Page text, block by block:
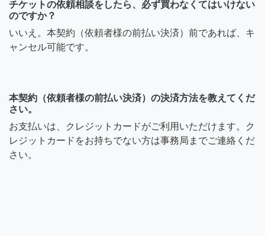
チケットの依頼相談をしたら、必ず買わなくてはいけない
のですか？
いいえ。本契約（依頼者様の前払い決済）前であれば、キ
ャンセル可能です。
本契約（依頼者様の前払い決済）の決済方法を教えてくだ
さい。
お支払いは、クレジットカードがご利用いただけます。ク
レジットカードをお持ちでない方は事務局までご連絡くだ
さい。